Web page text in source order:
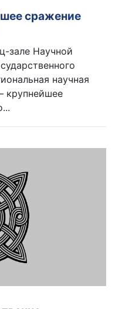
сражение
зале Научной
научная
крупнейшее